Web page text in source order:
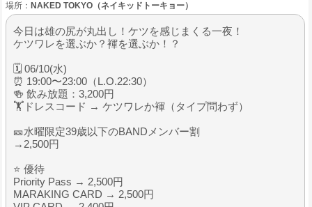
場所： NAKED TOKYO（ネイキッドトーキョー）
今日は雄の尻が丸出し！ケツを感じまくる一夜！
ケツワレを選ぶか？褌を選ぶか！？
🗓 06/10(水)
⏰ 19:00〜23:00（L.O.22:30）
🍻 飲み放題：3,200円
🏋️ドレスコード → ケツワレか褌（タイプ問わず）
🎫水曜限定39歳以下のBANDメンバー割
→2,500円
⭐ 優待
Priority Pass → 2,500円
MARAKING CARD → 2,500円